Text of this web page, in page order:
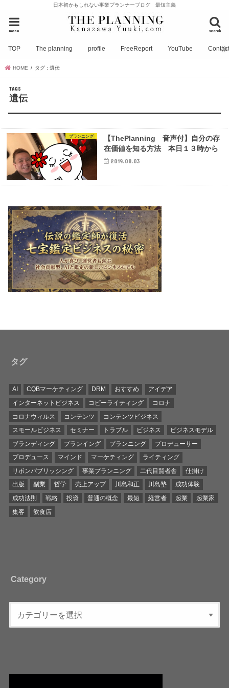
日本初かもしれない事業プランナーブログ 最短主義
search
menu
TOP The planning profile FreeReport YouTube
HOME タグ : 遺伝
遺伝
プランニング
【ThePlanning 音声付】自分の存
在価値を知る方法 本日１３時から
2019.08.03
タグ
AI CQBマーケティング DRM おすすめ
アイデア
インターネットビジネス
コピーライティング
コロナ
コロナウィルス
コンテンツ
コンテンツビジネス
スモールビジネス
セミナー トラブル ビジネス
ビジネスモデル
ブランディング
プランイング プランニング
プロデューサー
プロデュース
マインド マーケティング
ライティング
リボンパブリッシング
事業プランニング 二代目賢者舎
仕掛け
出版
副業 哲学 売上アップ 川島和正 川島塾
成功体験
成功法則
戦略 投資 普通の概念 最短 経営者 起業
起業家
集客
飲食店
Category